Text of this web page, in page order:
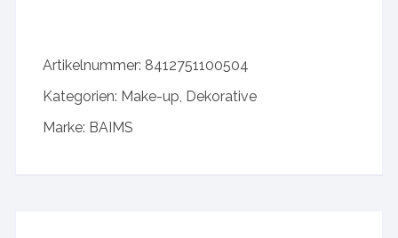
Artikelnummer: 8412751100504
Kategorien: Make-up Dekorative
Marke: BAIMS